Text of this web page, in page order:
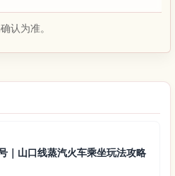
认为准。
｜山口线蒸汽火车乘坐玩法攻略